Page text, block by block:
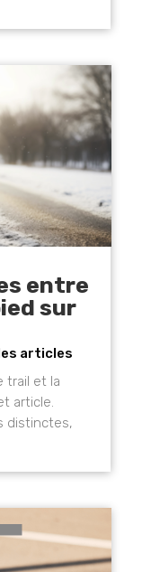
entre
sur
articles
trail et la
article.
distinctes,